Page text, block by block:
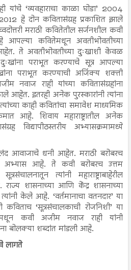
यांचे ‘व्यवहाराचा काळा घोडा’ 2004
हे दोन कवितासंग्रह प्रकाशित झाले
मराठी कवितेतील सर्जनशील कवी
कवितेमधून अवतीभोवतीच्या
ते अवतीभोवतीच्या दुःखाशी केवळ
पराभूत करण्याचे सूत्र आपल्या
पराभूत करण्याची अजिंक्य शक्ती
नवाज राही यांच्या कवितासंग्रहांना
आहेत. इतरही अनेक पुरस्कारांनी त्यांना
काही कवितांचा समावेश माध्यमिक
आहे. शिवाय महाराष्ट्रातील अनेक
विद्यापीठस्तरीय अभ्यासक्रमामध्ये
आवाजाचे धनी आहेत. मराठी बरोबरच
अभ्यास आहे. ते कवी बरोबरच उत्तम
त्यांनी महाराष्ट्राबाहेरील
शासनाच्या आणि केंद्र शासनाच्या
केले आहे. ‘वर्तमानाचा वतनदार’ या
कविताच ‘सूत्रसंचालकाची रोजनिशी’ या
कवी अजीम नवाज राही यांनी
बोलक्या शब्दांत मांडली आहे.
लागते